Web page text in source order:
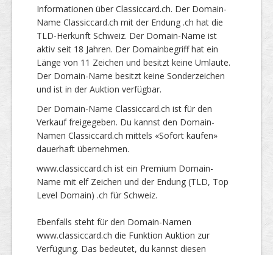
Informationen über Classiccard.ch. Der Domain-
Name Classiccard.ch mit der Endung .ch hat die
TLD-Herkunft Schweiz. Der Domain-Name ist
aktiv seit 18 Jahren. Der Domainbegriff hat ein
Länge von 11 Zeichen und besitzt keine Umlaute.
Der Domain-Name besitzt keine Sonderzeichen
und ist in der Auktion verfügbar.
Der Domain-Name Classiccard.ch ist für den
Verkauf freigegeben. Du kannst den Domain-
Namen Classiccard.ch mittels «Sofort kaufen»
dauerhaft übernehmen.
www.classiccard.ch ist ein Premium Domain-
Name mit elf Zeichen und der Endung (TLD, Top
Level Domain) .ch für Schweiz.
Ebenfalls steht für den Domain-Namen
www.classiccard.ch die Funktion Auktion zur
Verfügung. Das bedeutet, du kannst diesen